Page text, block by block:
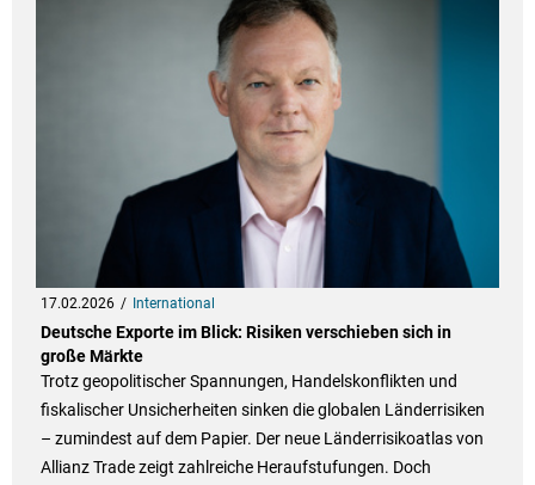
17.02.2026 International
Deutsche Exporte im Blick: Risiken verschieben sich in
große Märkte
Trotz geopolitischer Spannungen, Handelskonflikten und
fiskalischer Unsicherheiten sinken die globalen Länderrisiken
– zumindest auf dem Papier. Der neue Länderrisikoatlas von
Allianz Trade zeigt zahlreiche Heraufstufungen. Doch